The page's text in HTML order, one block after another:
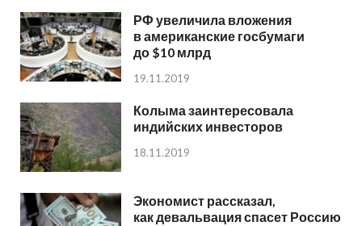
РФ увеличила вложения
в американские госбумаги
до $10 млрд
19.11.2019
Колыма заинтересовала
индийских инвесторов
18.11.2019
Экономист рассказал,
как девальвация спасет Россию